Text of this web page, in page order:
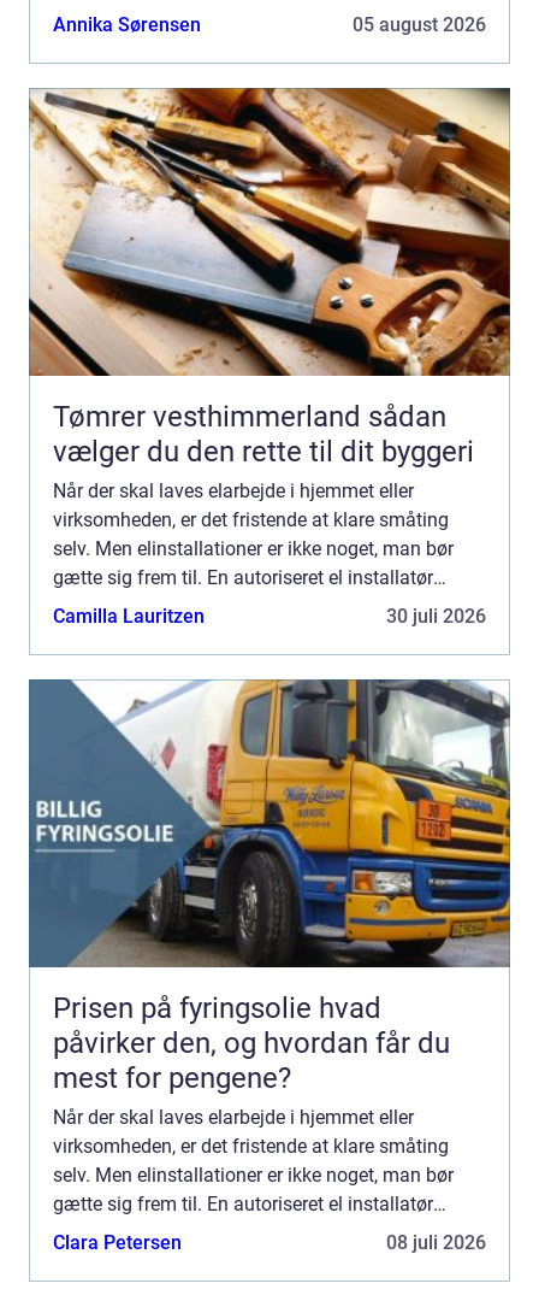
Århus kan sikre, at installationerne er lovlige, trygge
Annika Sørensen 05 august 2026
Tømrer vesthimmerland sådan
vælger du den rette til dit byggeri
Når der skal laves elarbejde i hjemmet eller
virksomheden, er det fristende at klare småting
selv. Men elinstallationer er ikke noget, man bør
gætte sig frem til. En autoriseret el installatør
Århus kan sikre, at installationerne er lovlige, trygge
Camilla Lauritzen 30 juli 2026
Prisen på fyringsolie hvad
påvirker den, og hvordan får du
mest for pengene?
Når der skal laves elarbejde i hjemmet eller
virksomheden, er det fristende at klare småting
selv. Men elinstallationer er ikke noget, man bør
gætte sig frem til. En autoriseret el installatør
Århus kan sikre, at installationerne er lovlige, trygge
Clara Petersen 08 juli 2026